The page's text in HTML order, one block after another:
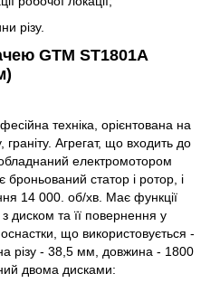
різу.
GTM ST1801A
техніка, орієнтована на
граніту. Агрегат, що входить до
електромотором
броньований статор і ротор, і
14 000. об/хв. Має функції
диском та її повернення у
що використовується -
різу - 38,5 мм, довжина - 1800
двома дисками: